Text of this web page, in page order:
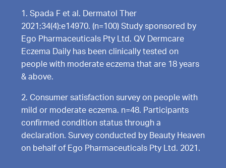
1. Spada F et al. Dermatol Ther
2021;34(4):e14970. (n=100) Study sponsored by
Ego Pharmaceuticals Pty Ltd. QV Dermcare
Eczema Daily has been clinically tested on
people with moderate eczema that are 18 years
& above.
2. Consumer satisfaction survey on people with
mild or moderate eczema. n=48. Participants
confirmed condition status through a
declaration. Survey conducted by Beauty Heaven
on behalf of Ego Pharmaceuticals Pty Ltd. 2021.